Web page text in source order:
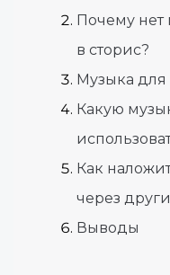
Почему нет
в сторис?
Музыка для
Какую
Как
через
Выводы